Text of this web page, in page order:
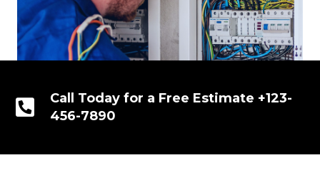
Call Today for a Free Estimate +123-
456-7890